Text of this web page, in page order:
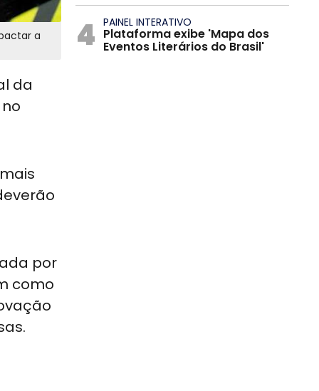
a
da
por
como
4 PAINEL INTERATIVO
Plataforma exibe 'Mapa dos
Eventos Literários do Brasil'